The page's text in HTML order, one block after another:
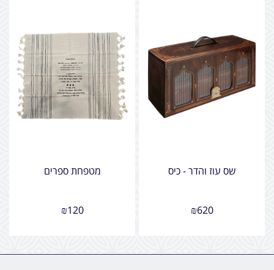
שס עוז והדר - כיס
₪620
מטפחת ספרים
₪120